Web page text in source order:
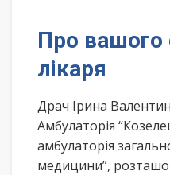
Про вашого
лікаря
Драч Ірина
Амбулаторія
амбулаторія
медицини”,